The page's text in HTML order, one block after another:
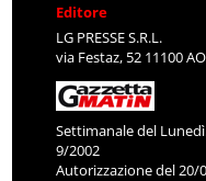
Editore
LG PRESSE S.R.L.
via Festaz, 52 11100
Settimanale del
9/2002
Autorizzazione del 20/